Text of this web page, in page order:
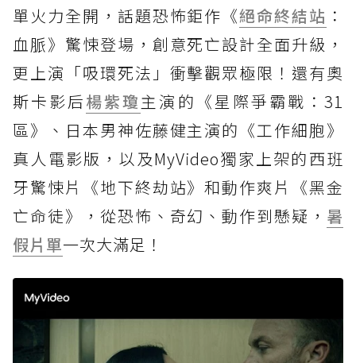
單火力全開，話題恐怖鉅作《絕命終結站 ：
血脈》驚悚登場，創意死亡設計全面升級，
更上演「吸環死法」衝擊觀眾極限！還有奧
斯卡影后楊紫瓊主演的《星際爭霸戰：31
區》、日本男神佐藤健主演的《工作細胞》
真人電影版，以及MyVideo獨家上架的西班
牙驚悚片《地下終劫站》和動作爽片《黑金
亡命徒》，從恐怖、奇幻、動作到懸疑， 暑
假片單一次大滿足！